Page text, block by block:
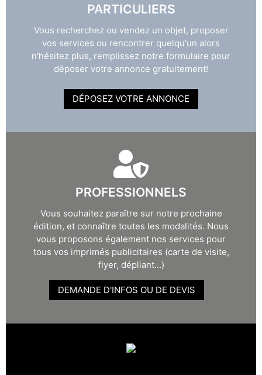
PARTICULIERS
Vous recherchez ou vendez un objet, proposer
vos services ou rencontrer quelqu'un alors
n'hésitez plus, remplissez notre formulaire pour
déposer votre annonce gratuitement!
DÉPOSEZ VOTRE ANNONCE
PROFESSIONNELS
Vous souhaitez paraître sur notre prochaine
édition, et connaître toutes les modalités. Nous
vous proposons également nos services pour
tous vos imprimés publicitaires (carte de visite,
flyer, dépliant...)
DEMANDE D'INFOS OU DE DEVIS